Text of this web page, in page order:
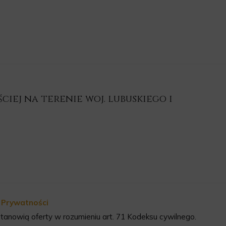
na terenie woj. lubuskiego i
oferty w rozumieniu art. 71 Kodeksu cywilnego.